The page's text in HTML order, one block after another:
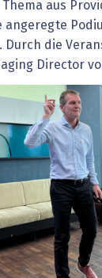
aus
angeregte
Durch die
Director